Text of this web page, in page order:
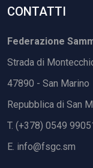
CONTATTI
Federazione
Strada di
47890 - San Marino
Repubblica di San
T. (+378) 0549
E. info@fsgc.sm